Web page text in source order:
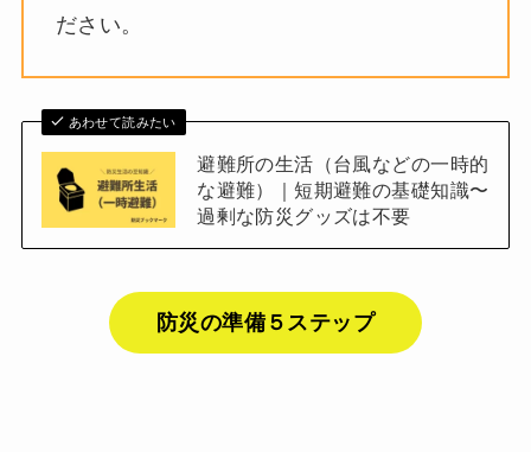
ださい。
あわせて読みたい
避難所の生活（台風などの一時的
な避難）｜短期避難の基礎知識〜
過剰な防災グッズは不要
防災の準備５ステップ